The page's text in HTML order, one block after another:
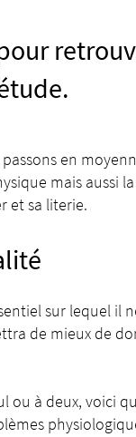
en
mais aussi
et sa literie.
sur lequel il
de mieux de
ou à deux, voici